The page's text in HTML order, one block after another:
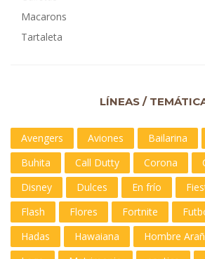
Macarons
Tartaleta
LÍNEAS /
Avengers Aviones Bailarina
Buhita
Call Dutty Corona
Disney
Dulces En frío
Flash
Flores Fortnite
Hadas
Hawaiana Hombre